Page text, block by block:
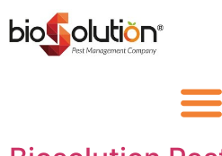
Enologica